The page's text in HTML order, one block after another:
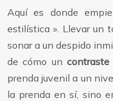
Aquí es donde
estilística ». Llevar un
sonar a un despido
de cómo un contraste
prenda juvenil a un
la prenda en sí, sino